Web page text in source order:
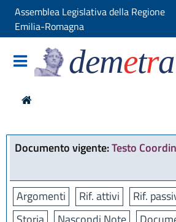
Assemblea Legislativa della Regione
Emilia-Romagna
demetra
Documento vigente:Testo
Argomenti Rif. attivi Rif.